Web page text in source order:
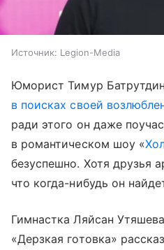
Источник: Legion-Media
Юморист Тимур
в поисках своей
ради этого он даже
в романтическом шоу «
безуспешно. Хотя друзья
что когда-нибудь он
Гимнастка Ляйсан
«Дерзкая готовка»